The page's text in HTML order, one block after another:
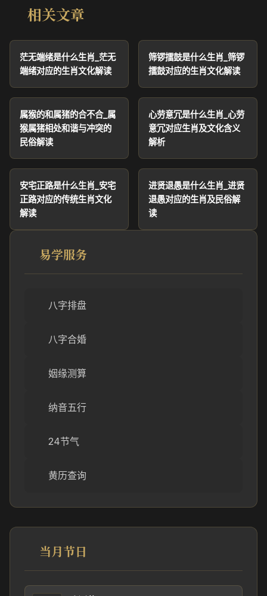
相关文章
茫无端绪是什么生肖_茫无
端绪对应的生肖文化解读
筛锣擂鼓是什么生肖_筛锣
擂鼓对应的生肖文化解读
属猴的和属猪的合不合_属
猴属猪相处和谐与冲突的
民俗解读
心劳意冗是什么生肖_心劳
意冗对应生肖及文化含义
解析
安宅正路是什么生肖_安宅
正路对应的传统生肖文化
解读
进贤退愚是什么生肖_进贤
退愚对应的生肖及民俗解
读
易学服务
八字排盘
八字合婚
姻缘测算
纳音五行
24节气
黄历查询
当月节日